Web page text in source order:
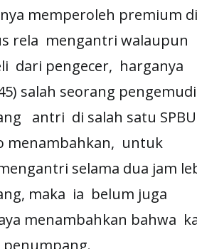
memperoleh premium di
rela mengantri walaupun
dari pengecer, harganya
salah seorang pengemudi
antri di salah satu
menambahkan, untuk
selama dua jam
maka ia belum juga
menambahkan bahwa